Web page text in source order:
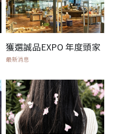
獲選誠品EXPO 年度頭家
最新消息